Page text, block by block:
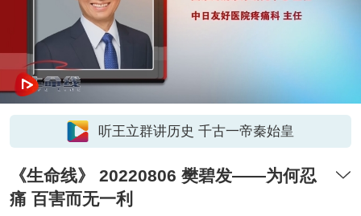
网络开小差了，请稍后再试
听王立群讲历史 千古一帝秦始皇
《生命线》 20220806 樊碧发——为何忍
痛 百害而无一利